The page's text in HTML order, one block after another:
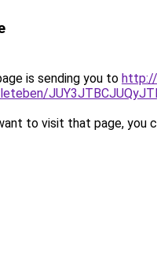
is sending you to http://
to visit that page, you